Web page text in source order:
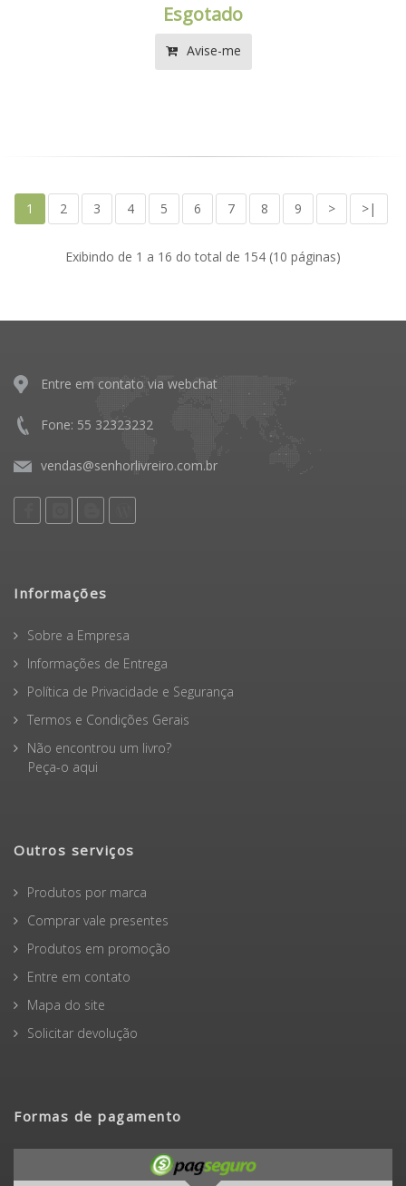
Esgotado
Avise-me
1 2 3 4 5 6 7 8 9 > >|
Exibindo de 1 a 16 do total de 154 (10 páginas)
Entre em contato via webchat
Fone: 55 32323232
vendas@senhorlivreiro.com.br
Informações
Sobre a Empresa
Informações de Entrega
Política de Privacidade e Segurança
Termos e Condições Gerais
Não encontrou um livro?
Peça-o aqui
Outros serviços
Produtos por marca
Comprar vale presentes
Produtos em promoção
Entre em contato
Mapa do site
Solicitar devolução
Formas de pagamento